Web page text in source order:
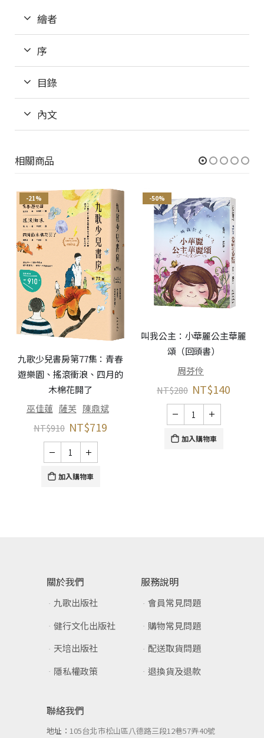
繪者
序
目錄
內文
相關商品
-21%
九歌少兒書房第77集：青春
遊樂園、搖滾衝浪、四月的
木棉花開了
巫佳蓮 薩芙 陳鼎斌
NT$910 NT$719
加入購物車
-50%
叫我公主：小華麗公主華麗
頌（回頭書）
周芬伶
NT$280 NT$140
加入購物車
關於我們
九歌出版社
健行文化出版社
天培出版社
隱私權政策
服務說明
會員常見問題
購物常見問題
配送取貨問題
退換貨及退款
聯絡我們
地址：105台北市松山區八德路三段12巷57弄40號